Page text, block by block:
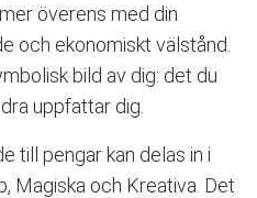
överens med din
och ekonomiskt välstånd.
bild av dig: det du
uppfattar dig.
till pengar kan delas in i
Magiska och Kreativa. Det